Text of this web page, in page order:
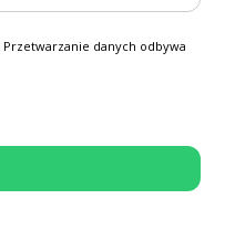
danych odbywa